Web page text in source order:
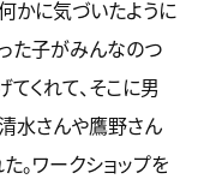
かに気づいたように
た子がみんなのつ
くれて、そこに男
水さんや鷹野さん
。ワークショップを